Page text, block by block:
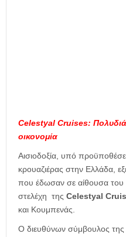
Celestyal Cruises:
οικονομία
Αισιοδοξία, υπό
κρουαζιέρας στην Ελλάδα,
που έδωσαν σε αίθουσα του
στελέχη της Celestyal
και Κουμπενάς.
Ο διευθύνων σύμβουλος